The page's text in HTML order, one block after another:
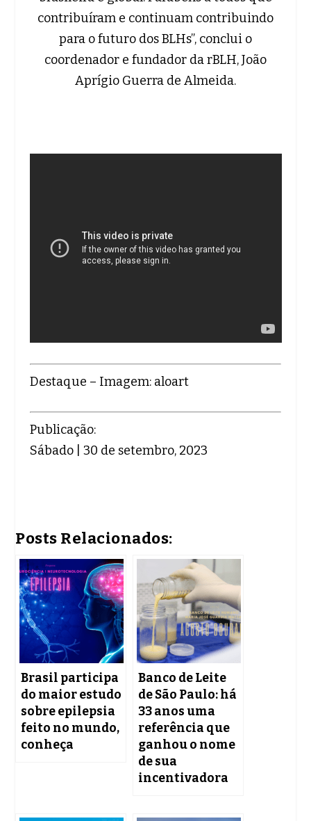
contribuíram e continuam contribuindo
para o futuro dos BLHs”, conclui o
coordenador e fundador da rBLH, João
Aprígio Guerra de Almeida.
Destaque – Imagem: aloart
Publicação:
Sábado | 30 de setembro, 2023
Posts Relacionados:
Brasil participa
do maior estudo
sobre epilepsia
feito no mundo,
conheça
Banco de Leite
de São Paulo: há
33 anos uma
referência que
ganhou o nome
de sua
incentivadora